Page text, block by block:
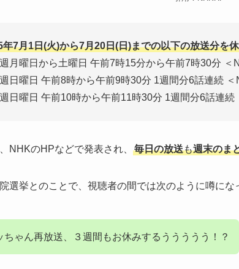
年7月1日(火)から7月20日(日)までの以下の放送分を
週月曜日から土曜日 午前7時15分から午前7時30分
週日曜日 午前8時から午前9時30分 1週間分6話連続 ＜
週日曜日 午前10時から午前11時30分 1週間分6話連続
NHKのHPなどで発表され、 毎日の放送も週末のま
選挙とのことで、視聴者の間では次のように噂にな
ちゃん再放送、３週間もお休みするううううう！？